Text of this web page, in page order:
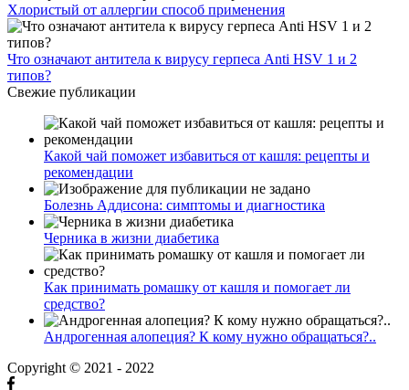
Хлористый от аллергии способ применения
Что означают антитела к вирусу герпеса Anti HSV 1 и 2
типов?
Свежие публикации
Какой чай поможет избавиться от кашля: рецепты и
рекомендации
Болезнь Аддисона: симптомы и диагностика
Черника в жизни диабетика
Как принимать ромашку от кашля и помогает ли
средство?
Андрогенная алопеция? К кому нужно обращаться?..
Copyright © 2021 - 2022